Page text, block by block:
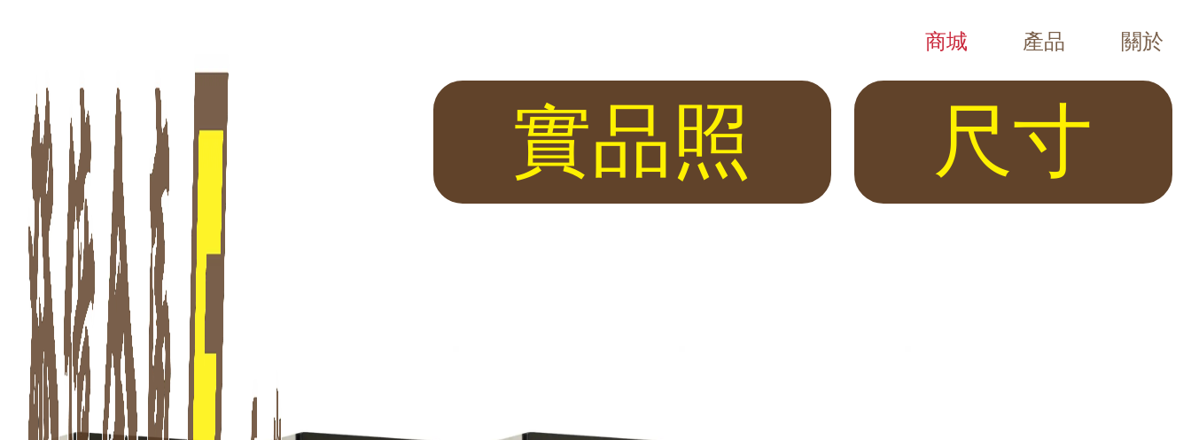
發億金庫（仁浦科技）自 1984 年創立，為台灣擁有 40 多年經驗的保險箱專賣店。 代理日本 Eagle、Diplomat、LuCell，英國 Chubb Safes（Viper、Trident、Resolute、Europa、Fortis、
關於
產品
商城
EF 系列 保險箱。發億金庫 40 年保險箱專賣，全台門市：台北、竹北、台中、台南、高雄，提供到府安裝與售後維修服務。 發億金庫 40 年保險箱專賣，全台五間門市（台北・竹北・台中・台南・高雄）皆有展示，
實品照 尺寸